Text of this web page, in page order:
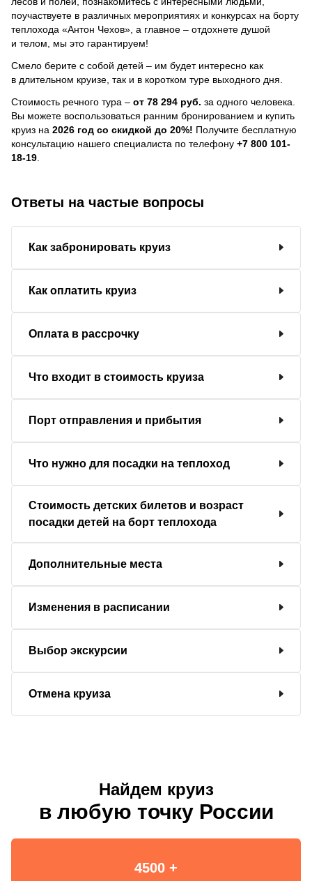
поучаствуете в различных мероприятиях и конкурсах на борту
теплохода «Антон Чехов», а главное – отдохнете душой
и телом, мы это гарантируем!
Смело берите с собой детей – им будет интересно как
в длительном круизе, так и в коротком туре выходного дня.
Стоимость речного тура – от 78 294 руб. за одного человека.
Вы можете воспользоваться ранним бронированием и купить
круиз на 2026 год со скидкой до 20%! Получите бесплатную
консультацию нашего специалиста по телефону +7 800 101-
18-19
Ответы на частые вопросы
Как забронировать круиз
Как оплатить круиз
Оплата в рассрочку
Что входит в стоимость круиза
Порт отправления и прибытия
Что нужно для посадки на теплоход
Стоимость детских билетов и возраст
посадки детей на борт теплохода
Дополнительные места
Изменения в расписании
Выбор экскурсии
Отмена круиза
Найдем круиз
в любую точку России
4500 +